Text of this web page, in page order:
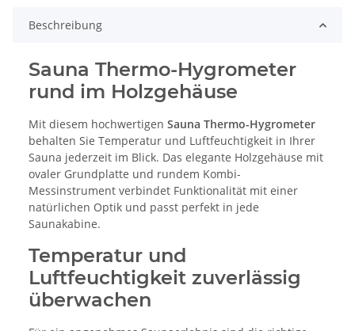
Beschreibung
Sauna Thermo-Hygrometer
rund im Holzgehäuse
Mit diesem hochwertigen Sauna Thermo-Hygrometer
behalten Sie Temperatur und Luftfeuchtigkeit in Ihrer
Sauna jederzeit im Blick. Das elegante Holzgehäuse mit
ovaler Grundplatte und rundem Kombi-
Messinstrument verbindet Funktionalität mit einer
natürlichen Optik und passt perfekt in jede
Saunakabine.
Temperatur und
Luftfeuchtigkeit zuverlässig
überwachen